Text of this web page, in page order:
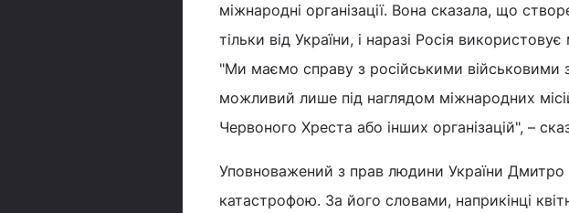
міжнародні організації. Вона сказала, що
тільки від України, і наразі Росія
"Ми маємо справу з російськими військовими
можливий лише під наглядом міжнародних
Червоного Хреста або інших організацій", –
Уповноважений з прав людини України Дмитро
катастрофою. За його словами, наприкінці